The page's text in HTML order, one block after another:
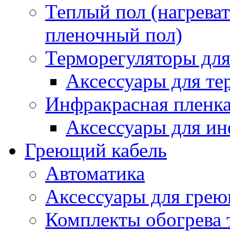
Теплый пол
пленочный пол)
Терморегуляторы
Аксессуары для
Инфракрасная
Аксессуары для
Греющий кабель
Автоматика
Аксессуары для
Комплекты обогрева